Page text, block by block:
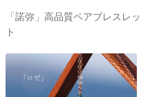
「諾弥」高品質ペアブレスレッ
ト